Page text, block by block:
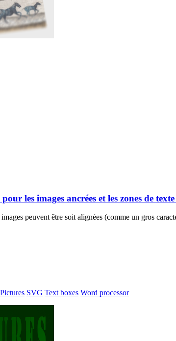
les images ancrées et les zones de
peuvent être soit alignées (comme un gros
Pictures SVG Text boxes Word processor